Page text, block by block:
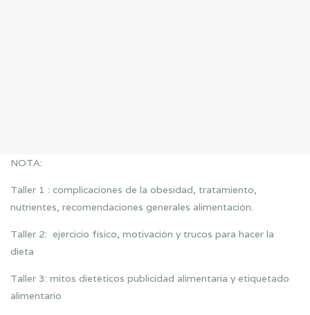
NOTA:
Taller 1 : complicaciones de la obesidad, tratamiento,
nutrientes, recomendaciones generales alimentación.
Taller 2: ejercicio físico, motivación y trucos para hacer la
dieta
Taller 3: mitos dietéticos publicidad alimentaria y etiquetado
alimentario